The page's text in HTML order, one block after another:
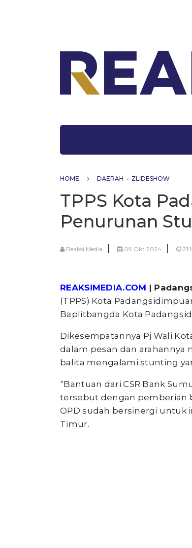
HOME DAERAH • ZLIDESHOW
TPPS Kota
Penurunan
Reaksi Media 09 Okt 2024
REAKSIMEDIA.COM |
(TPPS) Kota
Baplitbangda Kota
Dikesempatannya Pj Wali
dalam pesan dan arahannya
balita mengalami stunting
“Bantuan dari CSR Bank
tersebut dengan pemberian
OPD sudah bersinergi untuk
Timur.